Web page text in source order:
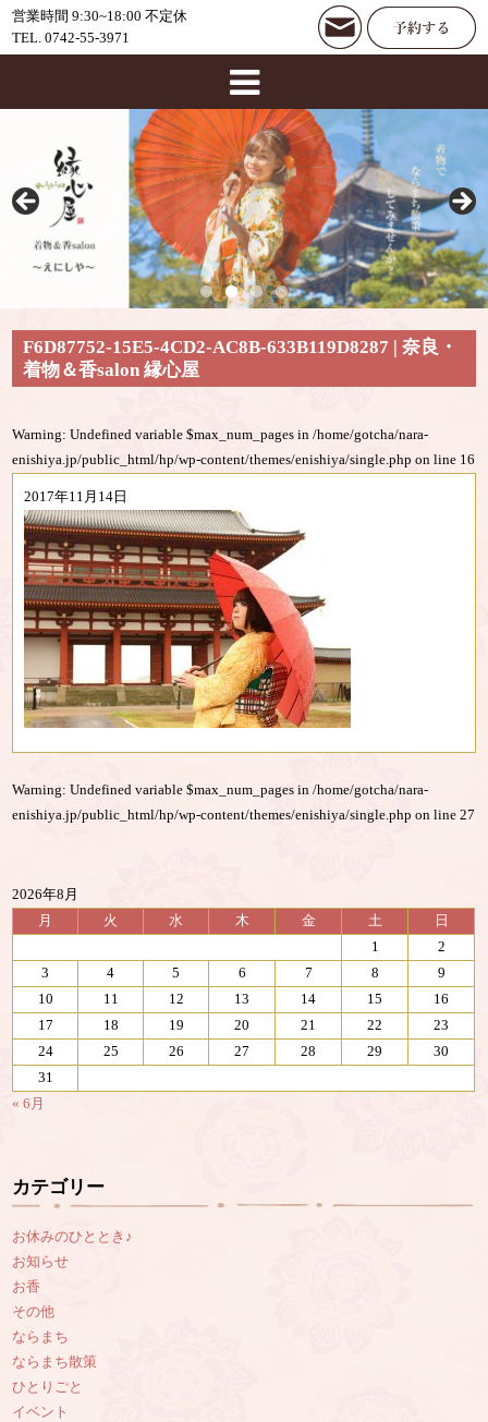
営業時間 9:30~18:00 不定休
TEL. 0742-55-3971
F6D87752-15E5-4CD2-AC8B-633B119D8287 | 奈良・
着物＆香salon 縁心屋
Warning: Undefined variable $max_num_pages in/home/gotcha/nara-
enishiya.jp/public_html/hp/wp-content/themes/enishiya/single.php on line 16
2017年11月14日
Warning: Undefined variable $max_num_pages in/home/gotcha/nara-
enishiya.jp/public_html/hp/wp-content/themes/enishiya/single.php on line27
2026年8月
月
火 水 木 金 土
日
1
2
3
4 5 6 7 8
9
10
11 12 13 14 15
16
17
18 19 20 21 22
23
24
25 26 27 28 29
30
31
« 6月
カテゴリー
お休みのひととき♪
お知らせ
お香
その他
ならまち
ならまち散策
ひとりごと
イベント